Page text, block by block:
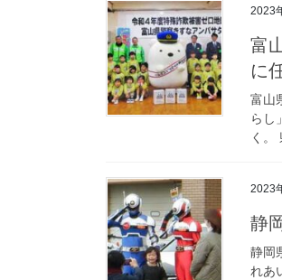
2023
富山県警が「すみっコぐらし」を詐欺被害防止のアンバサダー
に
富山
らし
く。
2023
静岡
れあ